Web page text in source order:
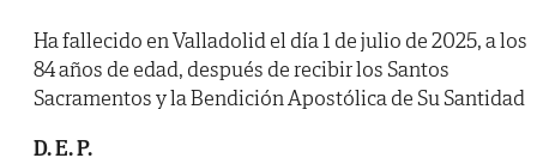
Ha fallecido en Valladolid el día 1 de julio de 2025, a los
84 años de edad, después de recibir los Santos
Sacramentos y la Bendición Apostólica de Su Santidad
D. E. P.